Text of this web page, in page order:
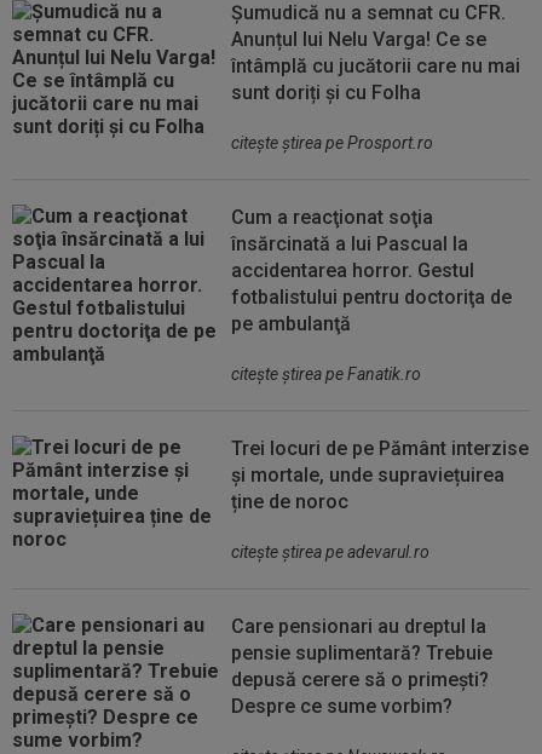
Șumudică nu a semnat cu CFR.
Anunțul lui Nelu Varga! Ce se
întâmplă cu jucătorii care nu mai
sunt doriți și cu Folha
citeşte ştirea pe Prosport.ro
Cum a reacţionat soţia
însărcinată a lui Pascual la
accidentarea horror. Gestul
fotbalistului pentru doctoriţa de
pe ambulanţă
citeşte ştirea pe Fanatik.ro
Trei locuri de pe Pământ interzise
și mortale, unde supraviețuirea
ține de noroc
citeşte ştirea pe adevarul.ro
Care pensionari au dreptul la
pensie suplimentară? Trebuie
depusă cerere să o primești?
Despre ce sume vorbim?